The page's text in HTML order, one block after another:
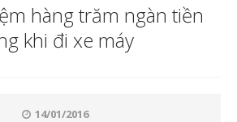
hàng trăm ngàn tiền
khi đi xe máy
14/01/2016